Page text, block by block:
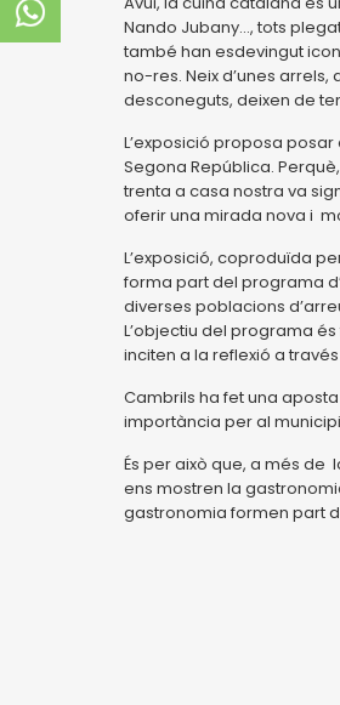
Nando Jubany..., tots
també han esdevingut
no-res. Neix d’unes
desconeguts, deixen de
L’exposició proposa
Segona República.
trenta a casa nostra va
oferir una mirada nova i
L’exposició, coproduïda
forma part del programa
diverses poblacions
L’objectiu del programa
inciten a la reflexió a
Cambrils ha fet una
importància per al
És per això que, a més de
ens mostren la
gastronomia formen part